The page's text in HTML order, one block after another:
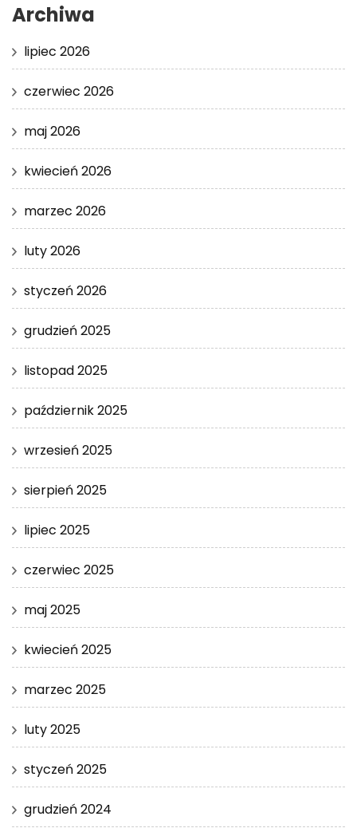
Archiwa
lipiec 2026
czerwiec 2026
maj 2026
kwiecień 2026
marzec 2026
luty 2026
styczeń 2026
grudzień 2025
listopad 2025
październik 2025
wrzesień 2025
sierpień 2025
lipiec 2025
czerwiec 2025
maj 2025
kwiecień 2025
marzec 2025
luty 2025
styczeń 2025
grudzień 2024